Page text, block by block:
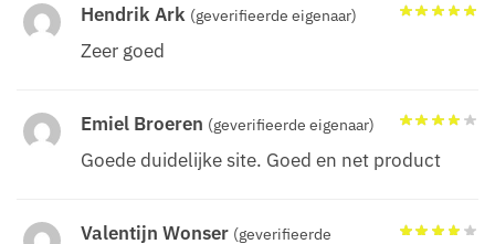
Hendrik Ark (geverifieerde eigenaar)
Zeer goed
Emiel Broeren (geverifieerde eigenaar)
Goede duidelijke site. Goed en net product
Valentijn Wonser (geverifieerde